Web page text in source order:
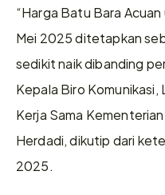
“Harga Batu Bara
Mei 2025 ditetapkan
sedikit naik dibanding
Kepala Biro Komunikasi,
Kerja Sama
Herdadi, dikutip dari
2025.